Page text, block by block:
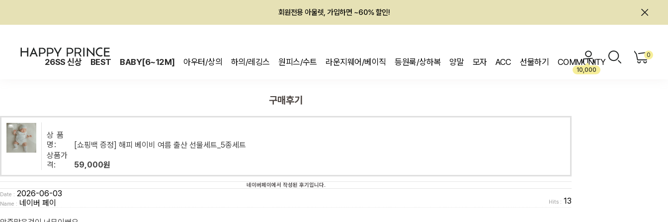
회원전용 아울렛, 가입하면 ~60% 할인!
26SS 신상 BEST BABY[6~12M] 아우터/상의 하의/레깅스 원피스/수트 라운지웨어/베이직 등원룩/상하복 양말 모자 ACC 선물하기 COMMUNITY
10,000
0
구매후기
상 품
명:
[쇼핑백 증정] 해피 베이비 여름 출산 선물세트_5종세트
상품가
격:
59,000원
네이버페이에서 작성된 후기입니다.
Date : 2026-06-03
Name : 네이버 페이 Hits : 13